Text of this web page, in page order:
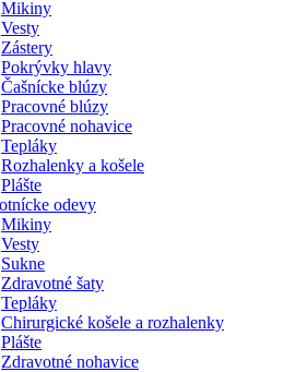
Mikiny
Vesty
Zástery
Pokrývky hlavy
Čašnícke blúzy
Pracovné blúzy
Pracovné nohavice
Tepláky
Rozhalenky a košele
Plášte
odevy
Mikiny
Vesty
Sukne
Zdravotné šaty
Tepláky
Chirurgické košele a rozhalenky
Plášte
Zdravotné nohavice